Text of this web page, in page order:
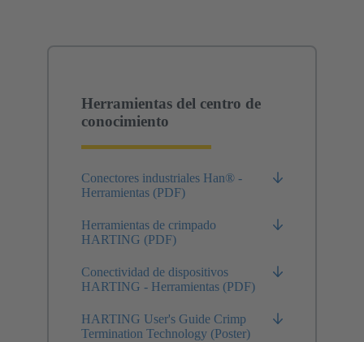
Herramientas del centro de
conocimiento
Conectores industriales Han® -
Herramientas (PDF)
Herramientas de crimpado
HARTING (PDF)
Conectividad de dispositivos
HARTING - Herramientas (PDF)
HARTING User's Guide Crimp
Termination Technology (Poster)